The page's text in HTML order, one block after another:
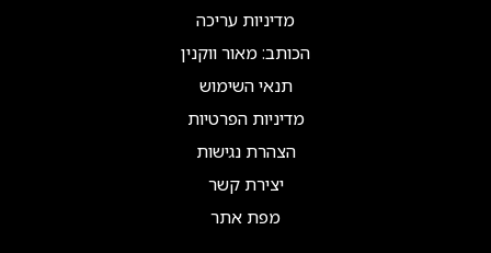
מדיניות עריכה
הכותב: מאור ווקנין
תנאי השימוש
מדיניות הפרטיות
הצהרת נגישות
יצירת קשר
מפת אתר